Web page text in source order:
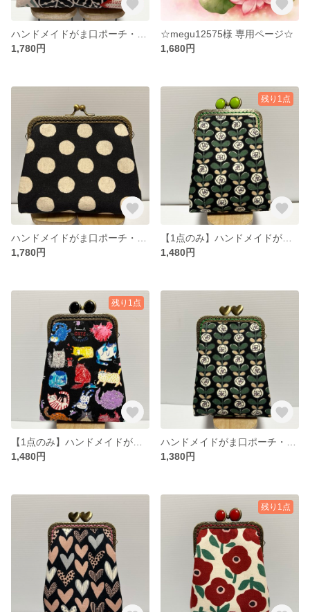
1,780円
☆megu12575様 専用ページ☆
1,680円
1,780円
残り1点
1,480円
残り1点
1,480円
1,380円
残り1点